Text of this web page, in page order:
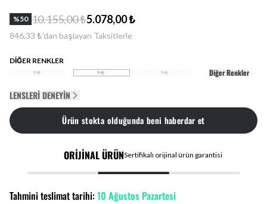
%50 10.155,00 ₺5.078,00 ₺
846,33 ₺'dan başlayan Taksitlerle
DİĞER RENKLER
Diğer Renkler
LENSLERI DENEYIN
Ürün stokta olduğunda beni haberdar et
ORİJİNAL ÜRÜNSertifikalı orijinal ürün garantisi
Tahmini teslimat tarihi:10 Ağustos Pazartesi